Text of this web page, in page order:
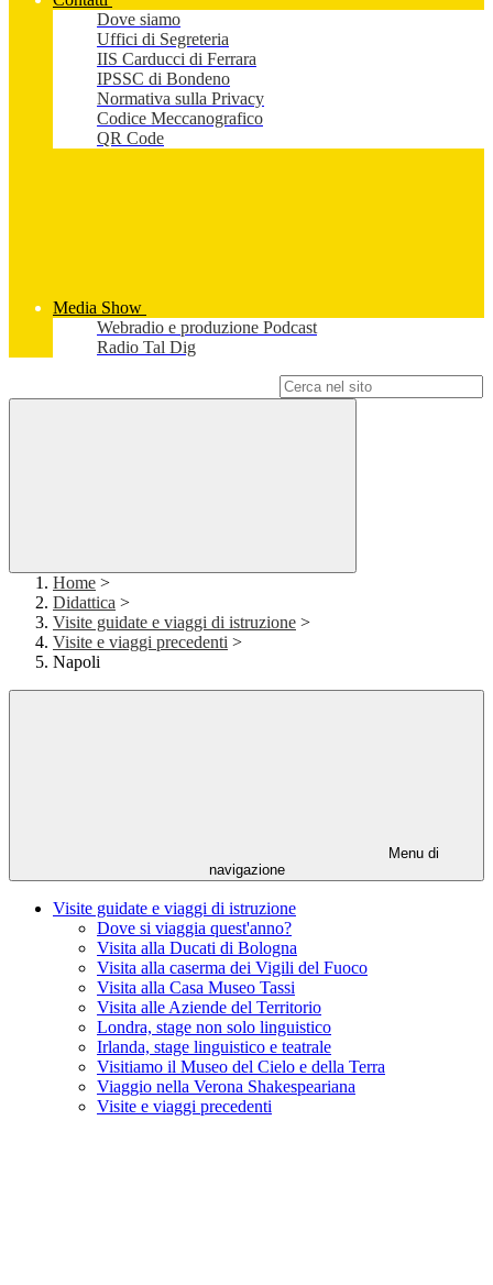
Dove siamo
Uffici di Segreteria
IIS Carducci di Ferrara
IPSSC di Bondeno
Normativa sulla Privacy
Codice Meccanografico
QR Code
Media Show
Webradio e produzione Podcast
Radio Tal Dig
Home >
Didattica >
Visite guidate e viaggi di istruzione >
Visite e viaggi precedenti >
Napoli
Menu di
navigazione
Visite guidate e viaggi di istruzione
Dove si viaggia quest'anno?
Visita alla Ducati di Bologna
Visita alla caserma dei Vigili del Fuoco
Visita alla Casa Museo Tassi
Visita alle Aziende del Territorio
Londra, stage non solo linguistico
Irlanda, stage linguistico e teatrale
Visitiamo il Museo del Cielo e della Terra
Viaggio nella Verona Shakespeariana
Visite e viaggi precedenti